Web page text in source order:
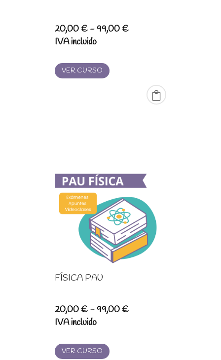
20,00€ -99,00€Rango
hasta
99,00 €
IVA incluido
VER CURSO
FÍSICA PAU
20,00€ -99,00€Rango
IVA incluido
VER CURSO